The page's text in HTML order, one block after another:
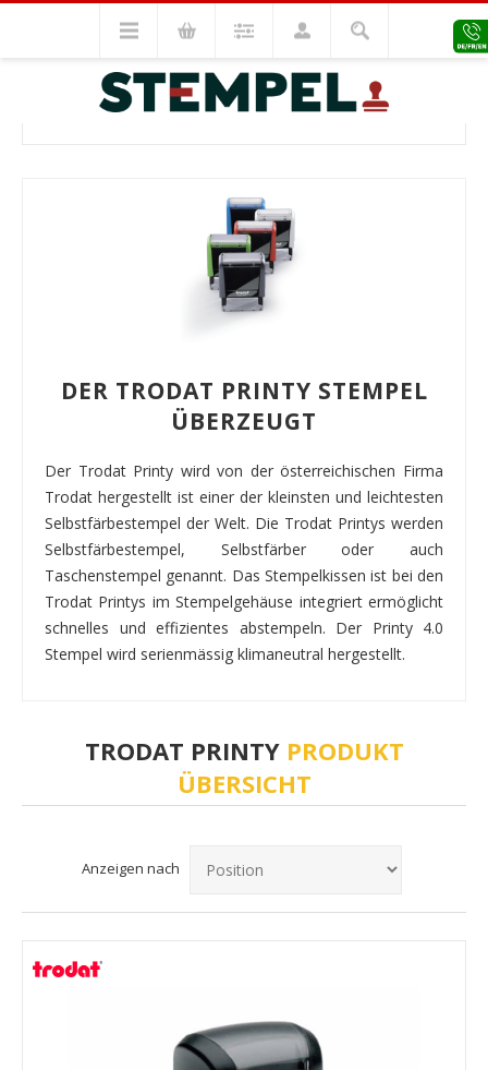
Trodat Stempel Trodat Printy
TRODAT PRINTY
DER TRODAT PRINTY STEMPEL
ÜBERZEUGT
Der Trodat Printy wird von der österreichischen Firma
Trodat hergestellt ist einer der kleinsten und leichtesten
Selbstfärbestempel der Welt. Die Trodat Printys werden
Selbstfärbestempel, Selbstfärber oder auch
Taschenstempel genannt. Das Stempelkissen ist bei den
Trodat Printys im Stempelgehäuse integriert ermöglicht
schnelles und effizientes abstempeln. Der Printy 4.0
Stempel wird serienmässig klimaneutral hergestellt.
TRODAT PRINTYPRODUKT
ÜBERSICHT
Anzeigen nach